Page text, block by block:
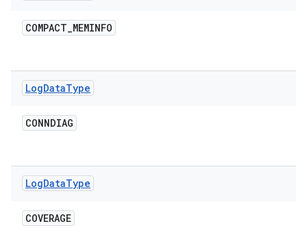
COMPACT_MEMINFO
LogDataType
CONNDIAG
LogDataType
COVERAGE